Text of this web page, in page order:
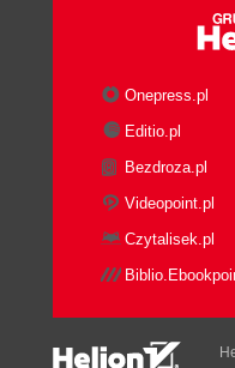
Onepress.pl
Editio.pl
Bezdroza.pl
Videopoint.pl
Czytalisek.pl